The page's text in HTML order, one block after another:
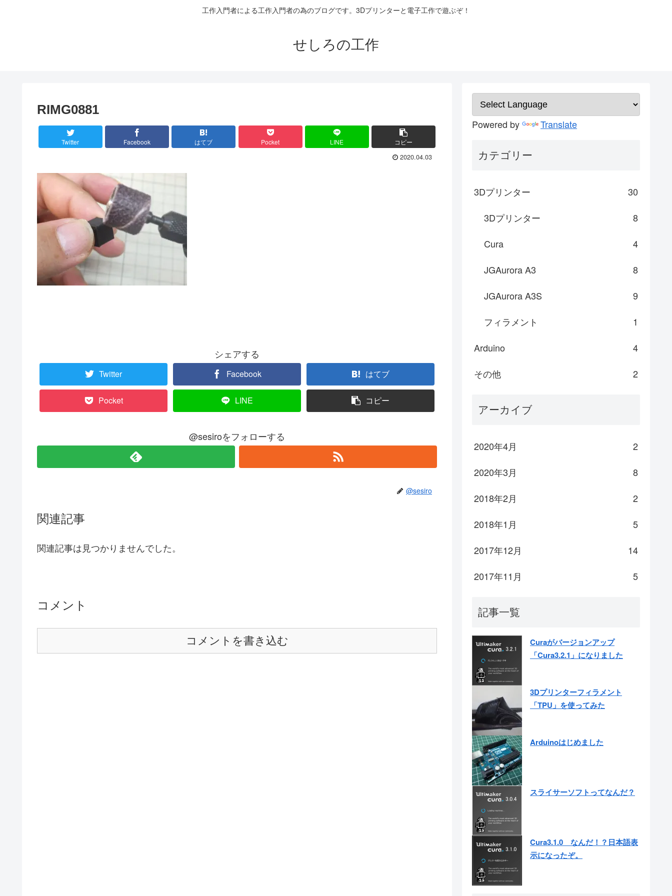
工作入門者による工作入門者の為のブログです。3Dプリンターと電子工作で遊ぶぞ！
せしろの工作
RIMG0881
Twitter Facebook はてブ Pocket LINE コピー
2020.04.03
シェアする
Twitter Facebook はてブ
Pocket LINE コピー
@sesiroをフォローする
@sesiro
関連記事
関連記事は見つかりませんでした。
コメント
コメントを書き込む
Powered by Translate
カテゴリー
3Dプリンター
30
3Dプリンター
8
Cura
4
JGAurora A3
8
JGAurora A3S
9
フィラメント
1
Arduino
4
その他
2
アーカイブ
2020年4月
2
2020年3月
8
2018年2月
2
2018年1月
5
2017年12月
14
2017年11月
5
記事一覧
Curaがバージョンアップ
「Cura3.2.1」になりました
3Dプリンターフィラメント
「TPU」を使ってみた
Arduinoはじめました
スライサーソフトってなんだ？
Cura3.1.0 なんだ！？日本語表
示になったぞ。